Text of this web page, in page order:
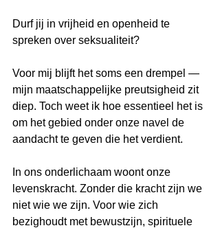
Durf jij in vrijheid en openheid te
spreken over seksualiteit?
Voor mij blijft het soms een drempel —
mijn maatschappelijke preutsigheid zit
diep. Toch weet ik hoe essentieel het is
om het gebied onder onze navel de
aandacht te geven die het verdient.
In ons onderlichaam woont onze
levenskracht. Zonder die kracht zijn we
niet wie we zijn. Voor wie zich
bezighoudt met bewustzijn, spirituele